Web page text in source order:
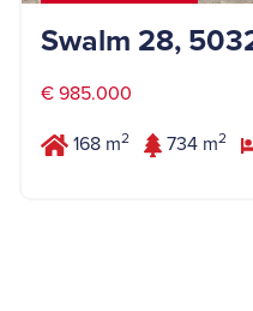
Swalm 28,
€ 985.000
168 m2 734 m2